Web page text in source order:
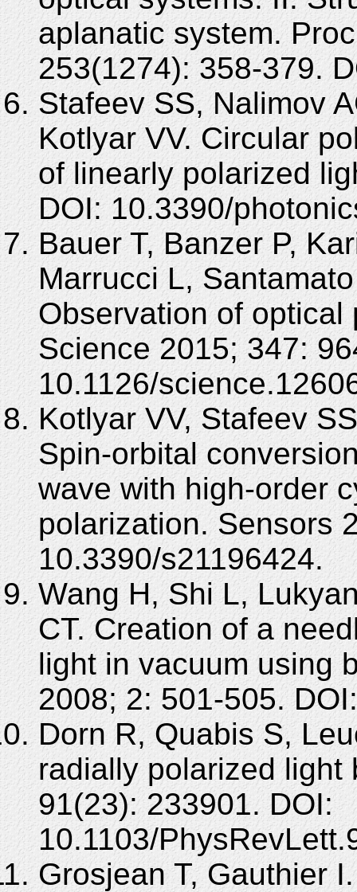
aplanatic system.
253(1274): 358-379.
Stafeev SS, Nalimov
Kotlyar VV. Circular
of linearly polarized
DOI: 10.3390/
Bauer T, Banzer P,
Marrucci L,
Observation of
Science 2015; 347:
10.1126/
Kotlyar VV, Stafeev
Spin-orbital
wave with high-order
polarization. Sensors
10.3390/s21196424.
Wang H, Shi L,
CT. Creation of a
light in vacuum using
2008; 2: 501-505.
Dorn R, Quabis S,
radially polarized light
91(23): 233901. DOI:
10.1103/
Grosjean T, Gauthier